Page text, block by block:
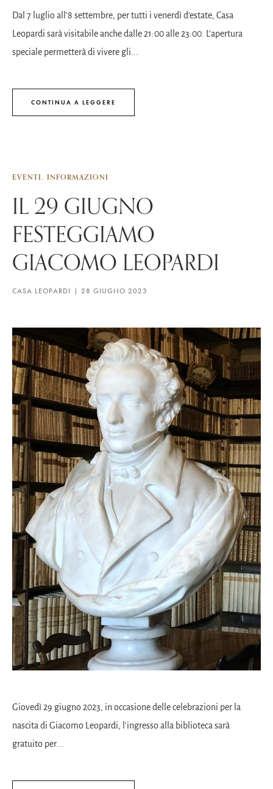
Dal 7 luglio all’8 settembre, per tutti i venerdì d’estate, Casa
Leopardi sarà visitabile anche dalle 21:00 alle 23:00. L’apertura
speciale permetterà di vivere gli...
CONTINUA A LEGGERE
EVENTI INFORMAZIONI
IL 29 GIUGNO
FESTEGGIAMO
GIACOMO LEOPARDI
CASA LEOPARDI 28 GIUGNO 2023
Giovedì 29 giugno 2023, in occasione delle celebrazioni per la
nascita di Giacomo Leopardi, l'ingresso alla biblioteca sarà
gratuito per...